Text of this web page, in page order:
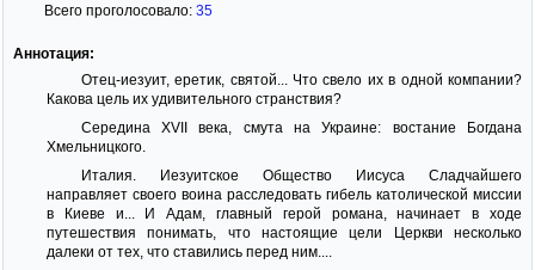
Всего проголосовало: 35
Аннотация:
Отец-иезуит, еретик, святой... Что свело их в одной компании?
Какова цель их удивительного странствия?
Середина XVII века, смута на Украине: востание Богдана
Хмельницкого.
Италия. Иезуитское Общество Иисуса Сладчайшего
направляет своего воина расследовать гибель католической миссии
в Киеве и... И Адам, главный герой романа, начинает в ходе
путешествия понимать, что настоящие цели Церкви несколько
далеки от тех, что ставились перед ним....